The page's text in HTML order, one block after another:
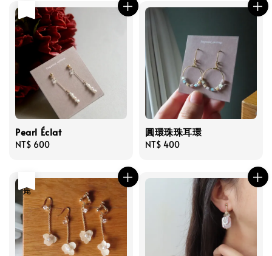
Pearl Éclat
Regular
NT$ 600
圓環珠珠耳環
Regular
NT$ 400